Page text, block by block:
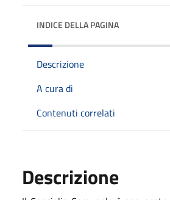
INDICE DELLA PAGINA
Descrizione
A cura di
Contenuti correlati
Descrizione